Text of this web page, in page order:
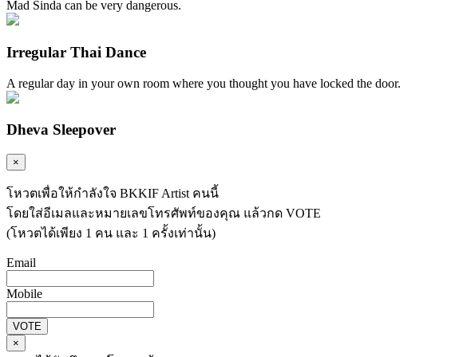
Mad Sinda can be very dangerous.
Irregular Thai Dance
A regular day in your own room where you thought you have locked the door.
Dheva Sleepover
×
โหวตเพื่อให้กำลังใจ BKKIF Artist คนนี้
โดยใส่อีเมลและหมายเลขโทรศัพท์ของคุณ แล้วกด VOTE
(โหวตได้เพียง 1 คน และ 1 ครั้งเท่านั้น)
Email
Mobile
VOTE
×